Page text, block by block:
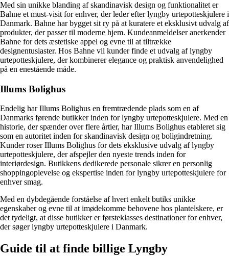
Med sin unikke blanding af skandinavisk design og funktionalitet er
Bahne et must-visit for enhver, der leder efter lyngby urtepotteskjulere i
Danmark. Bahne har bygget sit ry på at kuratere et eksklusivt udvalg af
produkter, der passer til moderne hjem. Kundeanmeldelser anerkender
Bahne for dets æstetiske appel og evne til at tiltrække
designentusiaster. Hos Bahne vil kunder finde et udvalg af lyngby
urtepotteskjulere, der kombinerer elegance og praktisk anvendelighed
på en enestående måde.
Illums Bolighus
Endelig har Illums Bolighus en fremtrædende plads som en af
Danmarks førende butikker inden for lyngby urtepotteskjulere. Med en
historie, der spænder over flere årtier, har Illums Bolighus etableret sig
som en autoritet inden for skandinavisk design og boligindretning.
Kunder roser Illums Bolighus for dets eksklusive udvalg af lyngby
urtepotteskjulere, der afspejler den nyeste trends inden for
interiørdesign. Butikkens dedikerede personale sikrer en personlig
shoppingoplevelse og ekspertise inden for lyngby urtepotteskjulere for
enhver smag.
Med en dybdegående forståelse af hvert enkelt butiks unikke
egenskaber og evne til at imødekomme behovene hos plantelskere, er
det tydeligt, at disse butikker er førsteklasses destinationer for enhver,
der søger lyngby urtepotteskjulere i Danmark.
Guide til at finde billige Lyngby